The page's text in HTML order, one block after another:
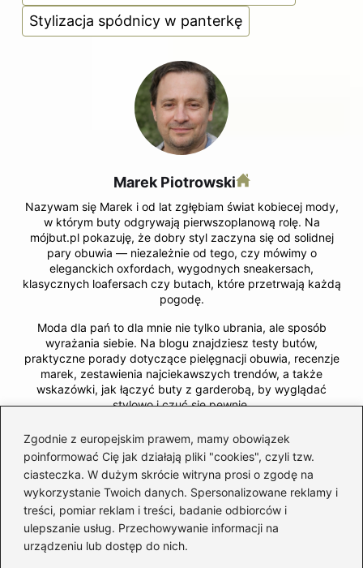
Zgodnie z europejskim prawem, mamy obowiązek
poinformować Cię jak działają pliki "cookies", czyli tzw.
ciasteczka. W dużym skrócie witryna prosi o zgodę na
wykorzystanie Twoich danych. Spersonalizowane reklamy i
treści, pomiar reklam i treści, badanie odbiorców i
ulepszanie usług. Przechowywanie informacji na
urządzeniu lub dostęp do nich.
Stylizacja spódnicy w panterkę
Marek Piotrowski
Nazywam się Marek i od lat zgłębiam świat kobiecej mody,
w którym buty odgrywają pierwszoplanową rolę. Na
mójbut.pl pokazuję, że dobry styl zaczyna się od solidnej
pary obuwia — niezależnie od tego, czy mówimy o
eleganckich oxfordach, wygodnych sneakersach,
klasycznych loafersach czy butach, które przetrwają każdą
pogodę.
Moda dla pań to dla mnie nie tylko ubrania, ale sposób
wyrażania siebie. Na blogu znajdziesz testy butów,
praktyczne porady dotyczące pielęgnacji obuwia, recenzje
marek, zestawienia najciekawszych trendów, a także
wskazówki, jak łączyć buty z garderobą, by wyglądać
stylowo i czuć się pewnie.
Dzielę się wiedzą o materiałach, krojach, jakości wykonania
i detalach, które naprawdę mają znaczenie. A jeśli interesują
Cię ciuchy, pielęgnacja, zapachy czy budowanie własnego
stylu – znajdziesz tu również miejsce dla inspiracji i
sprawdzonych trików.
←
Odbudowa zniszczonych włosów po farbowaniu –